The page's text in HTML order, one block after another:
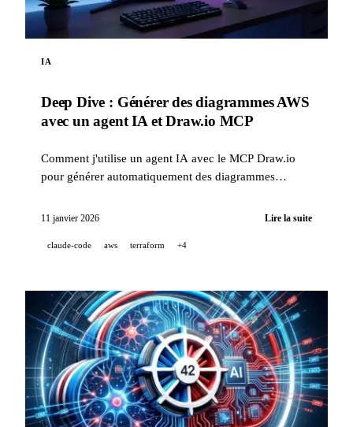
IA
Deep Dive : Générer des diagrammes AWS
avec un agent IA et Draw.io MCP
Comment j'utilise un agent IA avec le MCP Draw.io
pour générer automatiquement des diagrammes
Draw.io.
11 janvier 2026 Lire la suite
claude-code aws terraform +4